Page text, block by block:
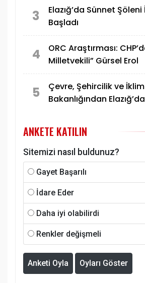
3
Elazığ’da Sünnet
Başladı
4
ORC Araştırması:
Milletvekili” Gürsel Erol
5
Çevre, Şehircilik ve
Bakanlığından
ANKETE KATILIN
Sitemizi nasıl buldunuz?
Gayet Başarılı
İdare Eder
Daha iyi olabilirdi
Renkler değişmeli
Anketi Oyla Oyları Göster